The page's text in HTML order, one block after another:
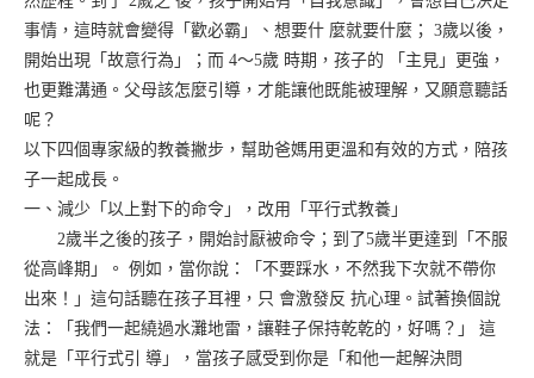
事情，這時就會變得「歡必霸」、想要什 麼就要什麼； 3歲以後，
開始出現「故意行為」；而 4～5歲 時期，孩子的 「主見」更強，
也更難溝通。父母該怎麼引導，才能讓他既能被理解，又願意聽話
呢？
以下四個專家級的教養撇步，幫助爸媽用更溫和有效的方式，陪孩
子一起成長。
一、減少「以上對下的命令」，改用「平行式教養」
2歲半之後的孩子，開始討厭被命令；到了5歲半更達到「不服
從高峰期」。 例如，當你說：「不要踩水，不然我下次就不帶你
出來！」這句話聽在孩子耳裡，只 會激發反 抗心理。試著換個說
法：「我們一起繞過水灘地雷，讓鞋子保持乾乾的，好嗎？」 這
就是「平行式引 導」，當孩子感受到你是「和他一起解決問